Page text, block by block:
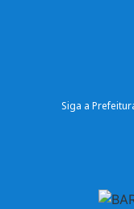
Siga a